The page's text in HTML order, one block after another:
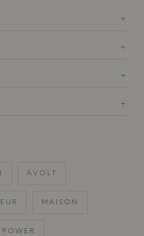
+
+
+
+
AVOLT
MAISON
POWER